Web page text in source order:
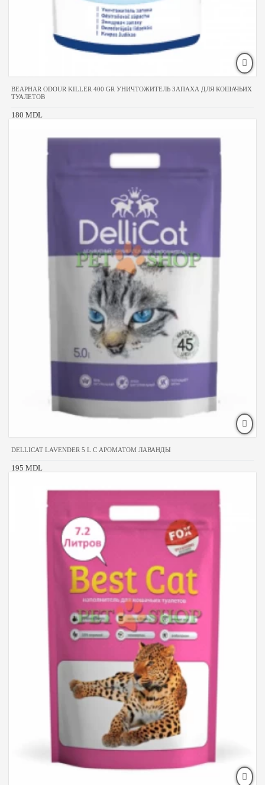
BEAPHAR ODOUR KILLER 400 GR УНИЧТОЖИТЕЛЬ ЗАПАХА ДЛЯ КОШАЧЬИХ
ТУАЛЕТОВ
180 MDL
DELLICAT LAVENDER 5 L С АРОМАТОМ ЛАВАНДЫ
195 MDL